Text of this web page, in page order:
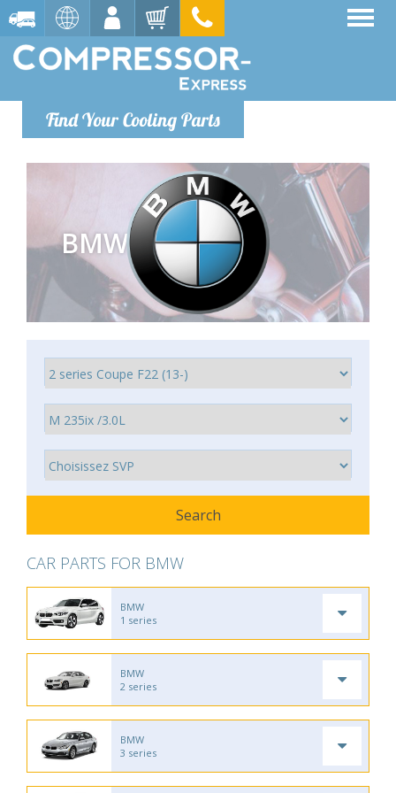
Find Your Cooling Parts
BMW
CAR PARTS FOR BMW
BMW
1 series
BMW
2 series
BMW
3 series